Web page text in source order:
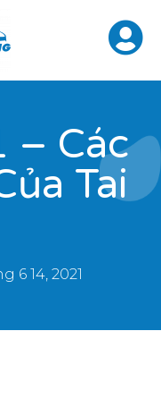
– Các
Tai
6 14, 2021